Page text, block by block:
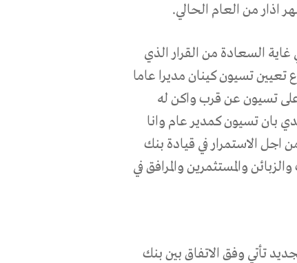
اذار من العام الحالي.
السعادة من القرار الذي
تعيين تسيون كينان مديرا عاما
تسيون عن قرب واكن له
بان تسيون كمدير عام وانا
الاستمرار في قيادة بنك
والمستثمرين والمرافق في
تأتي وفق الاتفاق بين بنك